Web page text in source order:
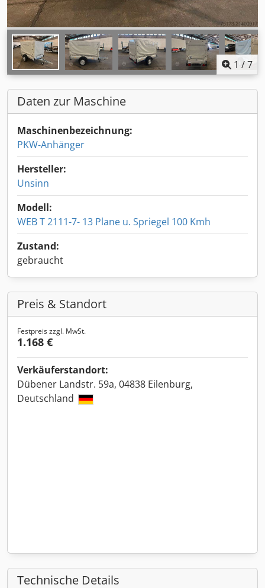
1 /7
Daten zur Maschine
Maschinenbezeichnung:
PKW-Anhänger
Hersteller:
Unsinn
Modell:
WEB T 2111-7- 13 Plane u. Spriegel 100 Kmh
Zustand:
gebraucht
Preis & Standort
Festpreis zzgl. MwSt.
1.168 €
Verkäuferstandort:
Dübener Landstr. 59a, 04838 Eilenburg,
Deutschland
Technische Details